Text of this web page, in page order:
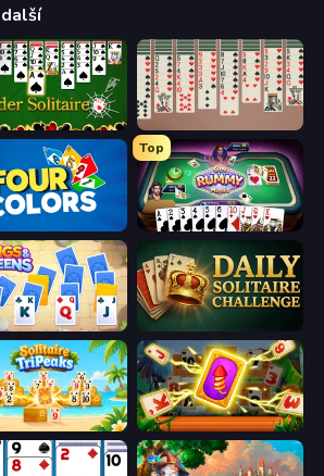
Solitaire Spider Solitaire 2 Suits
Top
Gin Rummy Mania
Kings and Queens Solitaire TriPeaks
TriPeaks Solitaire: The Great Journey